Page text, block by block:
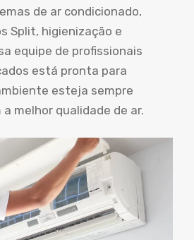
de ar condicionado,
Split, higienização e
equipe de profissionais
está pronta para
esteja sempre
melhor qualidade de ar.